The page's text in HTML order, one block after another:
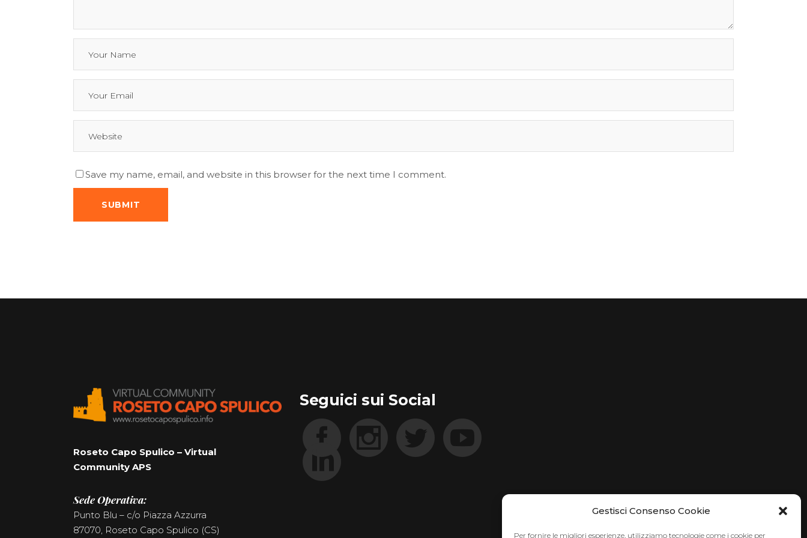
Gestisci Consenso Cookie
Per fornire le migliori esperienze, utilizziamo tecnologie come i cookie per
Save my name, email, and website in this browser for the next time I comment.
Roseto Capo Spulico – Virtual
Community APS
Sede Operativa:
Punto Blu – c/o Piazza Azzurra
87070, Roseto Capo Spulico (CS)
Seguici sui Social